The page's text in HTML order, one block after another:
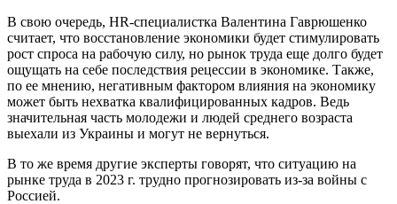
В свою очередь, HR-специалистка Валентина Гаврюшенко
считает, что восстановление экономики будет стимулировать
рост спроса на рабочую силу, но рынок труда еще долго будет
ощущать на себе последствия рецессии в экономике. Также,
по ее мнению, негативным фактором влияния на экономику
может быть нехватка квалифицированных кадров. Ведь
значительная часть молодежи и людей среднего возраста
выехали из Украины и могут не вернуться.
В то же время другие эксперты говорят, что ситуацию на
рынке труда в 2023 г. трудно прогнозировать из-за войны с
Россией.